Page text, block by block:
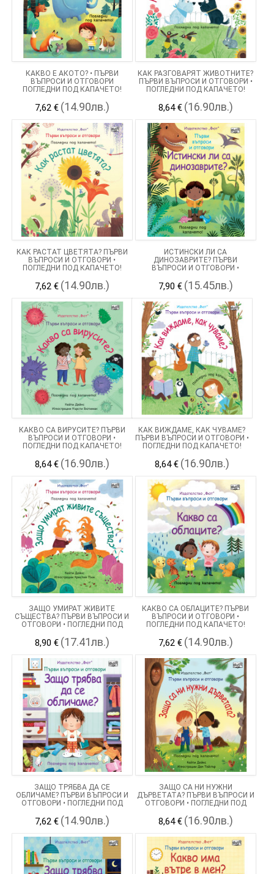
КАКВО Е АКОТО? • ПЪРВИ
ВЪПРОСИ И ОТГОВОРИ
ПОГЛЕДНИ ПОД КАПАЧЕТО!
7,62 € (14.90лв.)
КАК РАЗГОВАРЯТ ЖИВОТНИТЕ?
ПЪРВИ ВЪПРОСИ И ОТГОВОРИ •
ПОГЛЕДНИ ПОД КАПАЧЕТО!
8,64 € (16.90лв.)
КАК РАСТАТ ЦВЕТЯТА? ПЪРВИ
ВЪПРОСИ И ОТГОВОРИ •
ПОГЛЕДНИ ПОД КАПАЧЕТО!
7,62 € (14.90лв.)
ИСТИНСКИ ЛИ СА
ДИНОЗАВРИТЕ? ПЪРВИ
ВЪПРОСИ И ОТГОВОРИ •
7,90 € (15.45лв.)
КАКВО СА ВИРУСИТЕ? ПЪРВИ
ВЪПРОСИ И ОТГОВОРИ •
ПОГЛЕДНИ ПОД КАПАЧЕТО!
8,64 € (16.90лв.)
КАК ВИЖДАМЕ, КАК ЧУВАМЕ?
ПЪРВИ ВЪПРОСИ И ОТГОВОРИ •
ПОГЛЕДНИ ПОД КАПАЧЕТО!
8,64 € (16.90лв.)
ЗАЩО УМИРАТ ЖИВИТЕ
СЪЩЕСТВА? ПЪРВИ ВЪПРОСИ И
ОТГОВОРИ • ПОГЛЕДНИ ПОД
8,90 € (17.41лв.)
КАКВО СА ОБЛАЦИТЕ? ПЪРВИ
ВЪПРОСИ И ОТГОВОРИ •
ПОГЛЕДНИ ПОД КАПАЧЕТО!
7,62 € (14.90лв.)
ЗАЩО ТРЯБВА ДА СЕ
ОБЛИЧАМЕ? ПЪРВИ ВЪПРОСИ И
ОТГОВОРИ • ПОГЛЕДНИ ПОД
7,62 € (14.90лв.)
ЗАЩО СА НИ НУЖНИ
ДЪРВЕТАТА? ПЪРВИ ВЪПРОСИ И
ОТГОВОРИ • ПОГЛЕДНИ ПОД
8,64 € (16.90лв.)